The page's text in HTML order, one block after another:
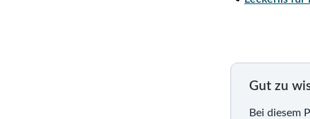
Gut zu
Bei diesem